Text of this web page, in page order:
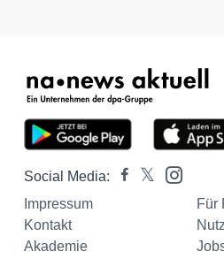
Social Media:
Impressum
Für
Kontakt
Akademie